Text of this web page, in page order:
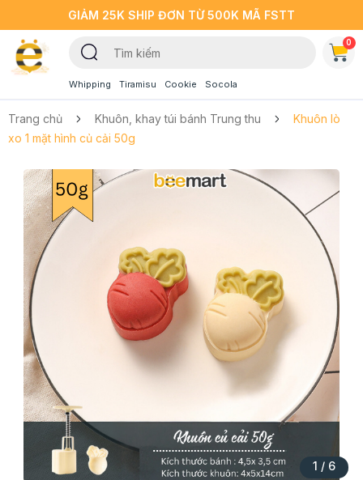
GIẢM 25K SHIP ĐƠN TỪ 500K MÃ FSTT
Whipping Tiramisu Cookie Socola
0
Trang chủ Khuôn, khay túi bánh Trung thu
Khuôn lò
xo 1 mặt hình củ cải 50g
1 / 6